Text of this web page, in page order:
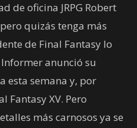
de oficina JRPG Robert
quizás tenga más
de Final Fantasy lo
anunció su
esta semana y, por
Fantasy XV. Pero
más carnosos ya se